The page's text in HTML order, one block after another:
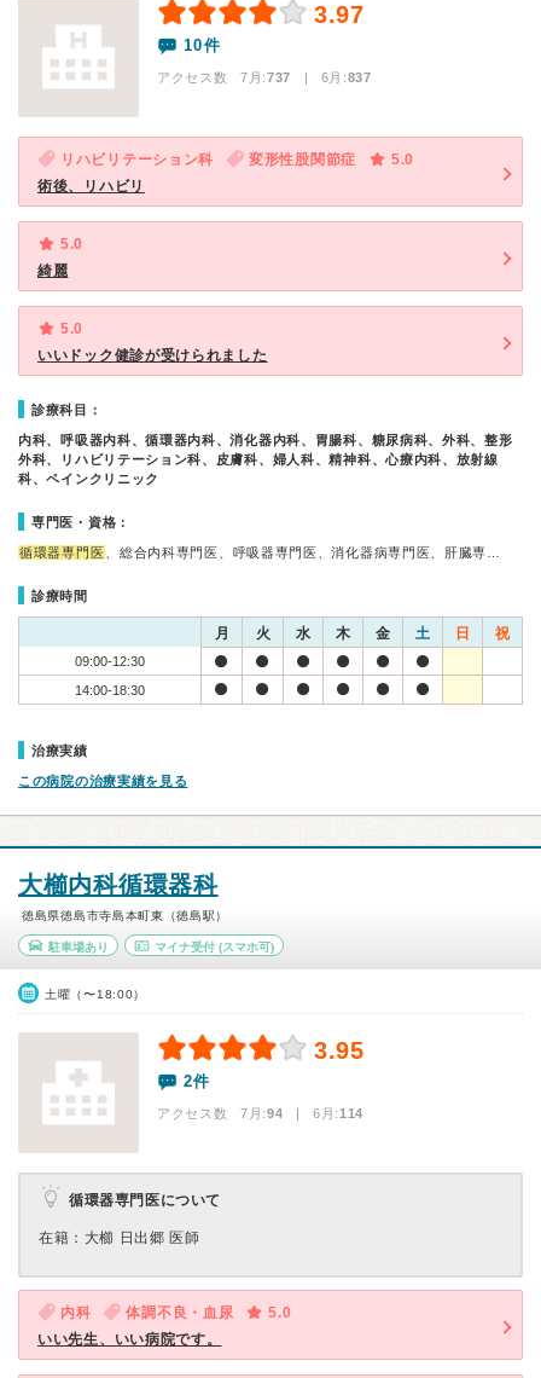
3.97
10件
アクセス数 7月:737 | 6月:837
リハビリテーション科 変形性股関節症
5.0
術後、リハビリ
5.0
綺麗
5.0
いいドック健診が受けられました
診療科目：
内科、呼吸器内科、循環器内科、消化器内科、胃腸科、糖尿病科、外科、整形
外科、リハビリテーション科、皮膚科、婦人科、精神科、心療内科、放射線
科、ペインクリニック
専門医・資格：
循環器専門医 、総合内科専門医、呼吸器専門医、消化器病専門医、肝臓専…
診療時間
月 火 水 木 金 土 日 祝
09:00-12:30
14:00-18:30
治療実績
この病院の治療実績を見る
大櫛内科循環器科
徳島県徳島市寺島本町東（徳島駅）
駐車場あり マイナ受付(スマホ可)
土曜（〜18:00）
3.95
2件
アクセス数 7月:94 | 6月:114
循環器専門医について
在籍：大櫛 日出郷 医師
内科 体調不良・血尿
5.0
いい先生、いい病院です。